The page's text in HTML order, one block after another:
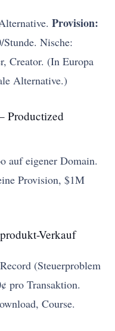
Provision:
Nische:
Creator. (In Europa
Alternative.)
Productized
auf eigener Domain.
Provision, $1M
Verkauf
(Steuerproblem
pro Transaktion.
Course.